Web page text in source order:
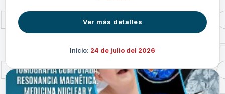
Ver más detalles
Inicio: 24 de julio del 2026